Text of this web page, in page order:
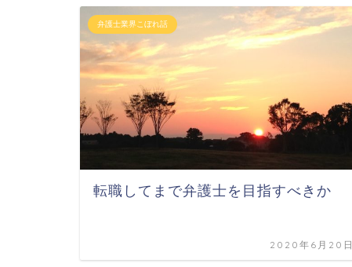
弁護士業界こぼれ話
転職してまで弁護士を目指すべきか
2020年6月20日